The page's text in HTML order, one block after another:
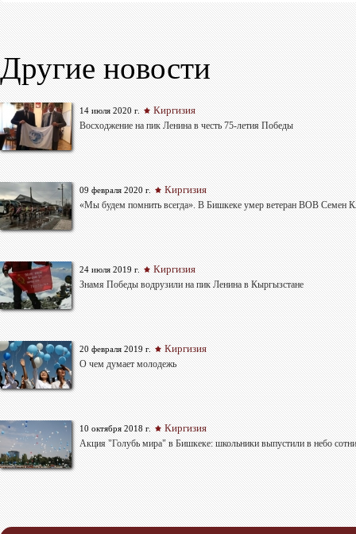
Другие новости
14 июля 2020 г. Киргизия
Восходжение на пик Ленина в честь 75-летия Победы
09 февраля 2020 г. Киргизия
«Мы будем помнить всегда». В Бишкеке умер ветеран ВОВ Семен
24 июля 2019 г. Киргизия
Знамя Победы водрузили на пик Ленина в Кыргызстане
20 февраля 2019 г. Киргизия
О чем думает молодежь
10 октября 2018 г. Киргизия
Акция "Голубь мира" в Бишкеке: школьники выпустили в небо